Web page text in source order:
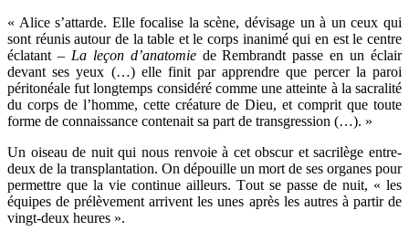
« Alice s’attarde. Elle focalise la scène, dévisage un à un ceux qui
sont réunis autour de la table et le corps inanimé qui en est le centre
éclatant – La leçon d’anatomie de Rembrandt passe en un éclair
devant ses yeux (…) elle finit par apprendre que percer la paroi
péritonéale fut longtemps considéré comme une atteinte à la sacralité
du corps de l’homme, cette créature de Dieu, et comprit que toute
forme de connaissance contenait sa part de transgression (…). »
Un oiseau de nuit qui nous renvoie à cet obscur et sacrilège entre-
deux de la transplantation. On dépouille un mort de ses organes pour
permettre que la vie continue ailleurs. Tout se passe de nuit, « les
équipes de prélèvement arrivent les unes après les autres à partir de
vingt-deux heures ».